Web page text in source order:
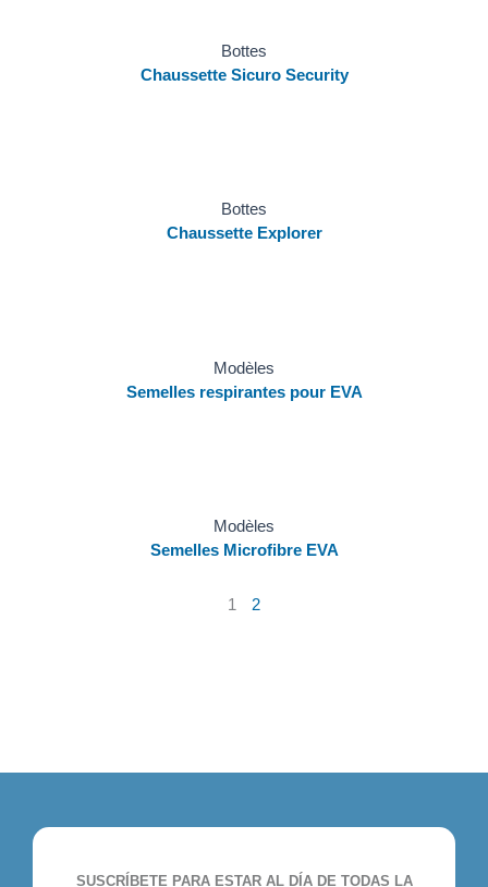
Bottes
Chaussette Sicuro Security
Bottes
Chaussette Explorer
Modèles
Semelles respirantes pour EVA
Modèles
Semelles Microfibre EVA
1 2